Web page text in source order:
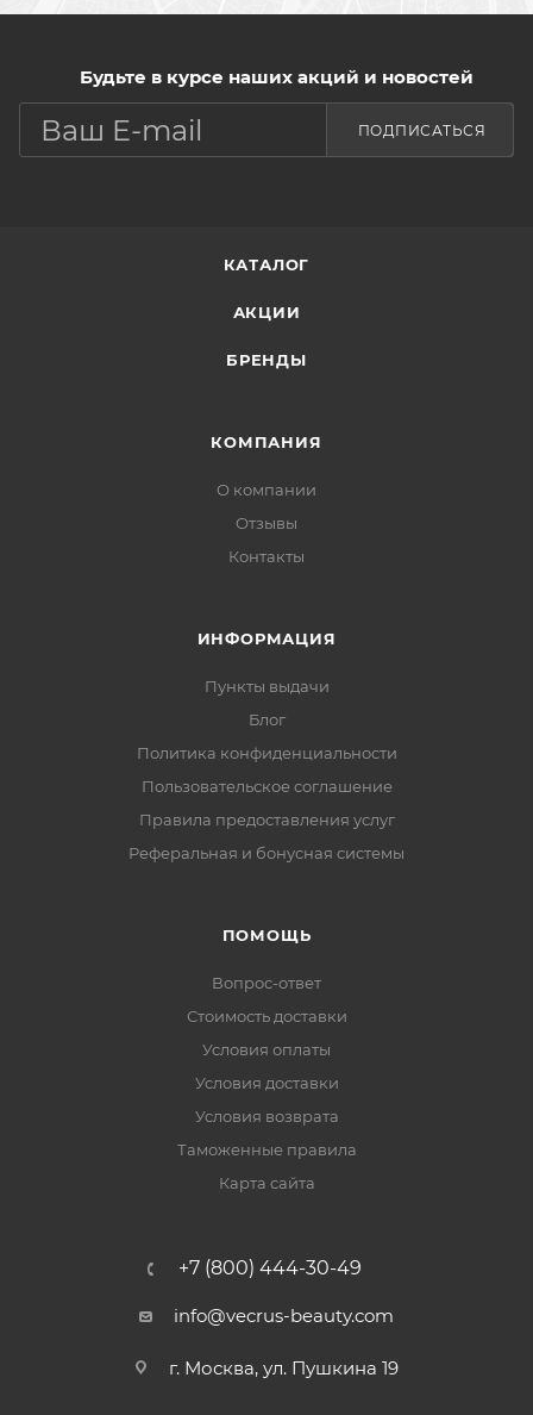
Будьте в курсе наших акций и новостей
ПОДПИСАТЬСЯ
КАТАЛОГ
АКЦИИ
БРЕНДЫ
КОМПАНИЯ
О компании
Отзывы
Контакты
ИНФОРМАЦИЯ
Пункты выдачи
Блог
Политика конфиденциальности
Пользовательское соглашение
Правила предоставления услуг
Реферальная и бонусная системы
ПОМОЩЬ
Вопрос-ответ
Стоимость доставки
Условия оплаты
Условия доставки
Условия возврата
Таможенные правила
Карта сайта
+7 (800) 444-30-49
info@vecrus-beauty.com
г. Москва, ул. Пушкина 19